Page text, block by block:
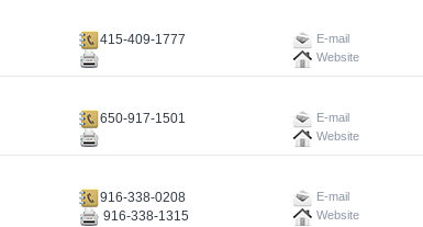
415-409-1777
E-mail
Website
650-917-1501
E-mail
Website
916-338-0208 E-mail
916-338-1315 Website